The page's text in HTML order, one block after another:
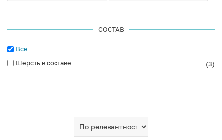
СОСТАВ
Все
Шерсть в составе
(3)